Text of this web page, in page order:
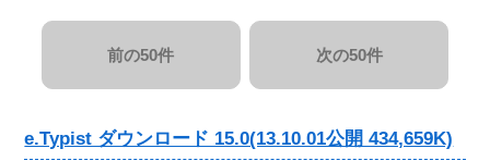
前の50件 次の50件
e.Typist ダウンロード 15.0(13.10.01公開 434,659K)